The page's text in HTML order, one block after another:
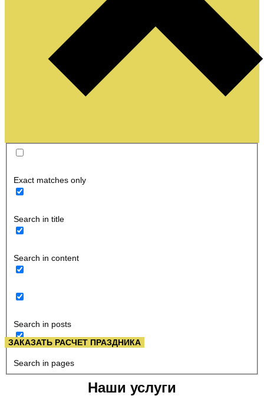
Exact matches only
Search in title
Search in content
Search in posts
Search in pages
ЗАКАЗАТЬ РАСЧЕТ ПРАЗДНИКА
Наши услуги